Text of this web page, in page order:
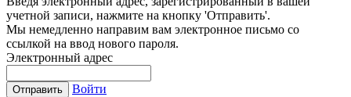
учетной записи, нажмите на кнопку 'Отправить'.
Мы немедленно направим вам электронное письмо со
ссылкой на ввод нового пароля.
Электронный адрес
Отправить
Войти